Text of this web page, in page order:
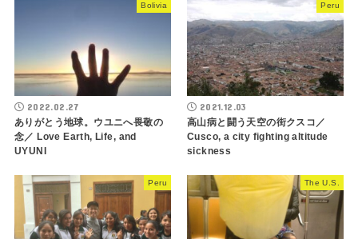
Bolivia
2022.02.27
ありがとう地球。ウユニへ畏敬の
念／ Love Earth, Life, and
UYUNI
Peru
2021.12.03
高山病と闘う天空の街クスコ／
Cusco, a city fighting altitude
sickness
Peru The U.S.